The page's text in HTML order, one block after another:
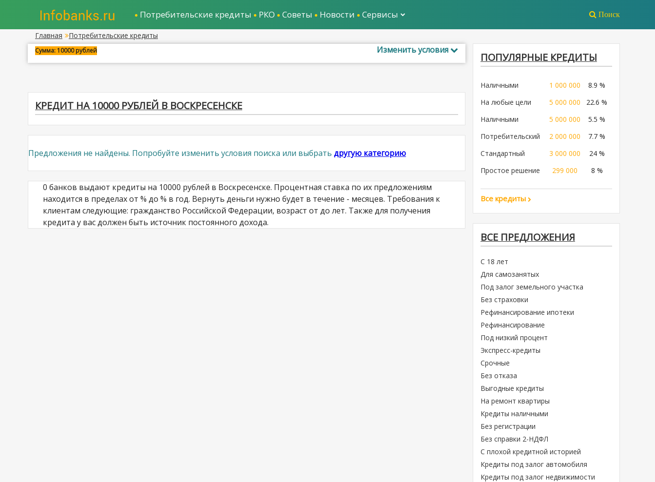
Потребительские кредиты РКО Советы Новости Сервисы Поиск
Главная Потребительские кредиты
КРЕДИТ НА 10000 РУБЛЕЙ В ВОСКРЕСЕНСКЕ
Сумма: 10000 рублей Изменить условия
Предложения не найдены. Попробуйте изменить условия поиска или выбрать другую категорию
0 банков выдают кредиты на 10000 рублей в Воскресенске. Процентная ставка по их предложениям
находится в пределах от % до % в год. Вернуть деньги нужно будет в течение - месяцев. Требования к
клиентам следующие: гражданство Российской Федерации, возраст от до лет. Также для получения
кредита у вас должен быть источник постоянного дохода.
ПОПУЛЯРНЫЕ КРЕДИТЫ
Наличными 1 000 000
8.9 %
На любые цели
5 000 000
22.6 %
Наличными
5 000 000
5.5 %
Потребительский
2 000 000
7.7 %
Стандартный
3 000 000
24 %
Простое решение
299 000 8 %
Все кредиты
ВСЕ ПРЕДЛОЖЕНИЯ
С 18 лет
Для самозанятых
Под залог земельного участка
Без страховки
Рефинансирование ипотеки
Рефинансирование
Под низкий процент
Экспресс-кредиты
Срочные
Без отказа
Выгодные кредиты
На ремонт квартиры
Кредиты наличными
Без регистрации
Без справки 2-НДФЛ
С плохой кредитной историей
Кредиты под залог автомобиля
Кредиты под залог недвижимости